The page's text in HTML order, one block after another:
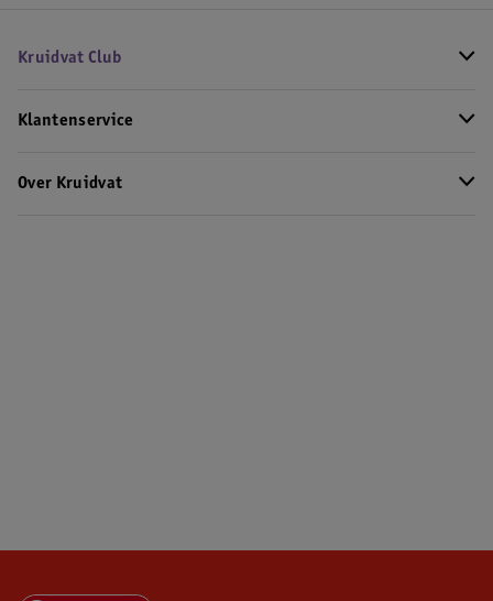
Kruidvat Club
Klantenservice
Over Kruidvat